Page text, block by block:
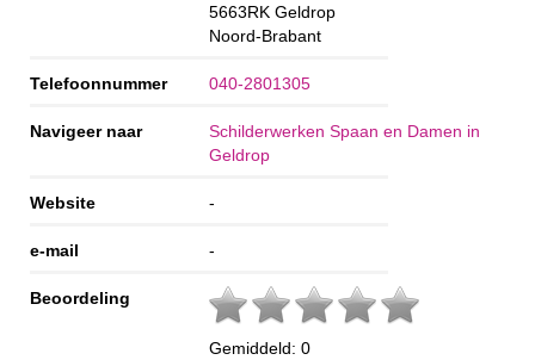
5663RK Geldrop
Noord-Brabant
Telefoonnummer 040-2801305
Navigeer naar
Schilderwerken Spaan en Damen in
Geldrop
Website -
e-mail -
Beoordeling
Gemiddeld: 0